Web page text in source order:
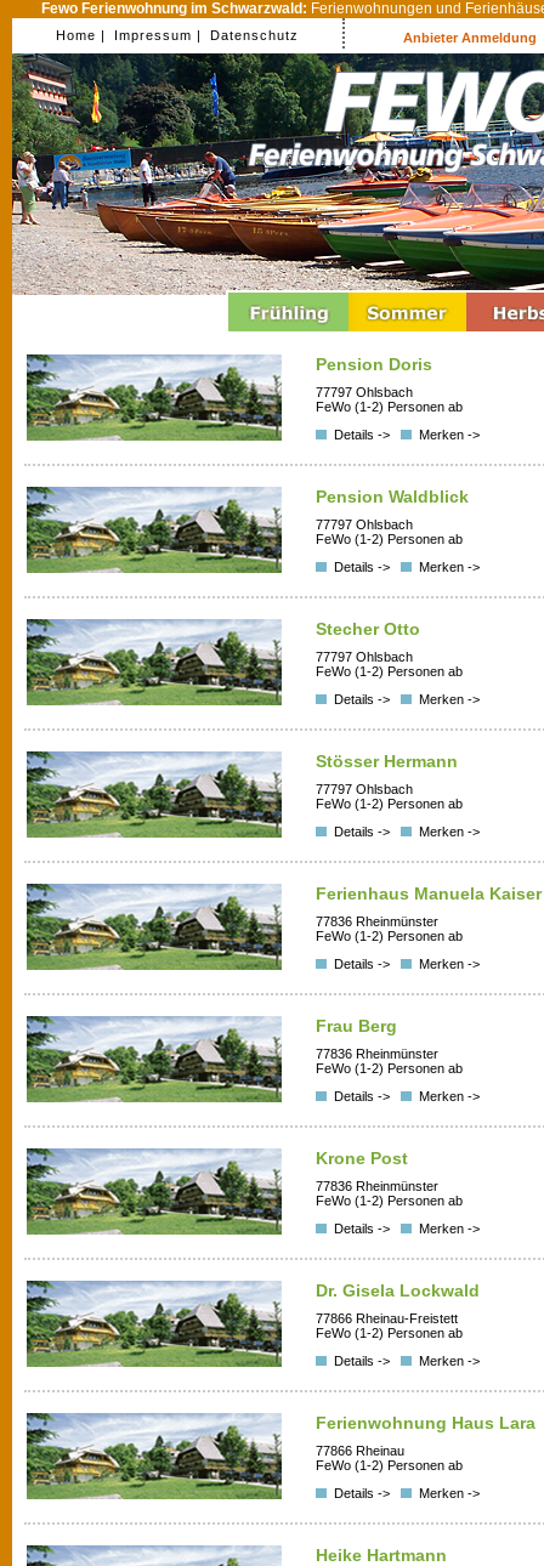
Fewo Ferienwohnung im Schwarzwald: Ferienwohnungen und
Home | Impressum | Datenschutz Anbieter Anmeldung
Pension Doris
77797 Ohlsbach
FeWo (1-2) Personen ab
Details ->
Merken ->
Pension Waldblick
77797 Ohlsbach
FeWo (1-2) Personen ab
Details ->
Merken ->
Stecher Otto
77797 Ohlsbach
FeWo (1-2) Personen ab
Details ->
Merken ->
Stösser Hermann
77797 Ohlsbach
FeWo (1-2) Personen ab
Details ->
Merken ->
Ferienhaus Manuela Kaiser
77836 Rheinmünster
FeWo (1-2) Personen ab
Details ->
Merken ->
Frau Berg
77836 Rheinmünster
FeWo (1-2) Personen ab
Details ->
Merken ->
Krone Post
77836 Rheinmünster
FeWo (1-2) Personen ab
Details ->
Merken ->
Dr. Gisela Lockwald
77866 Rheinau-Freistett
FeWo (1-2) Personen ab
Details ->
Merken ->
Ferienwohnung Haus Lara
77866 Rheinau
FeWo (1-2) Personen ab
Details ->
Merken ->
Heike Hartmann